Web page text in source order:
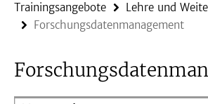
Trainingsangebote
Lehre und
Forschungsdatenmanagement